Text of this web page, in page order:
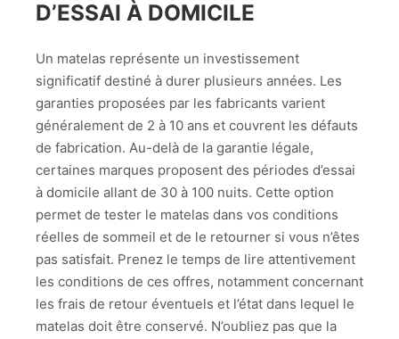
D’ESSAI À DOMICILE
Un matelas représente un investissement
significatif destiné à durer plusieurs années. Les
garanties proposées par les fabricants varient
généralement de 2 à 10 ans et couvrent les défauts
de fabrication. Au-delà de la garantie légale,
certaines marques proposent des périodes d’essai
à domicile allant de 30 à 100 nuits. Cette option
permet de tester le matelas dans vos conditions
réelles de sommeil et de le retourner si vous n’êtes
pas satisfait. Prenez le temps de lire attentivement
les conditions de ces offres, notamment concernant
les frais de retour éventuels et l’état dans lequel le
matelas doit être conservé. N’oubliez pas que la